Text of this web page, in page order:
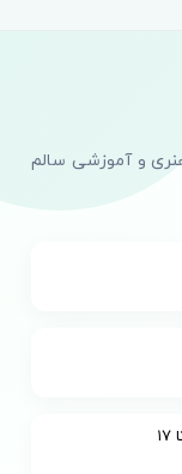
و آموزشی سالم